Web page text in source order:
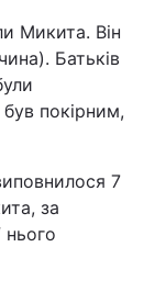
Микита. Він
Батьків
покірним,
7
за